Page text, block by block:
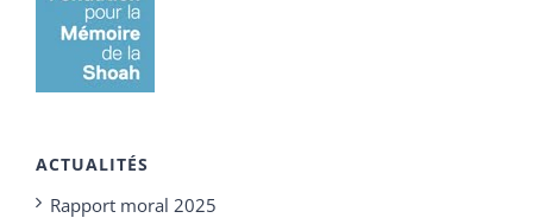
ACTUALITÉS
Rapport moral 2025